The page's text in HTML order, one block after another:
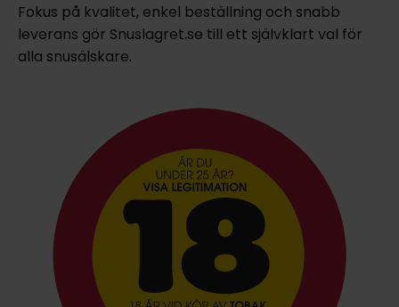
Fokus på kvalitet, enkel beställning och snabb
leverans gör Snuslagret.se till ett självklart val för
alla snusälskare.